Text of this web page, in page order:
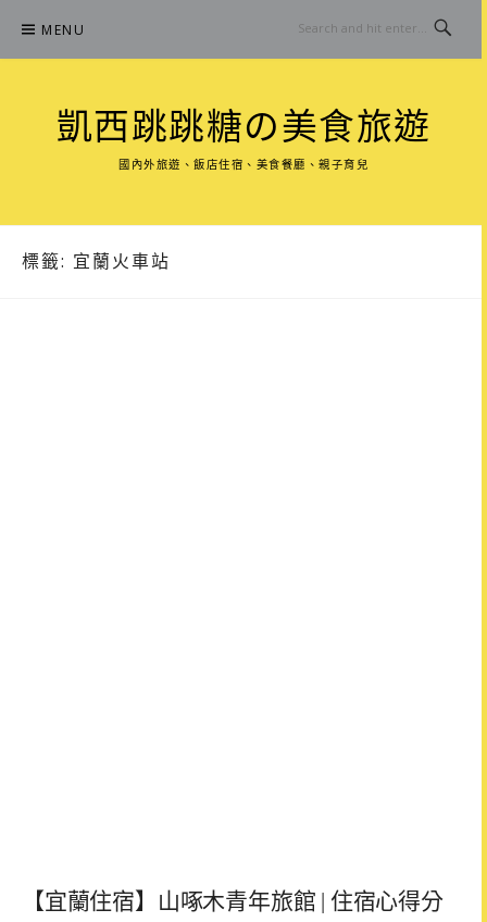
content
MENU
凱西跳跳糖の美食旅遊
國內外旅遊、飯店住宿、美食餐廳、親子育兒
標籤: 宜蘭火車站
【宜蘭住宿】山啄木青年旅館 | 住宿心得分